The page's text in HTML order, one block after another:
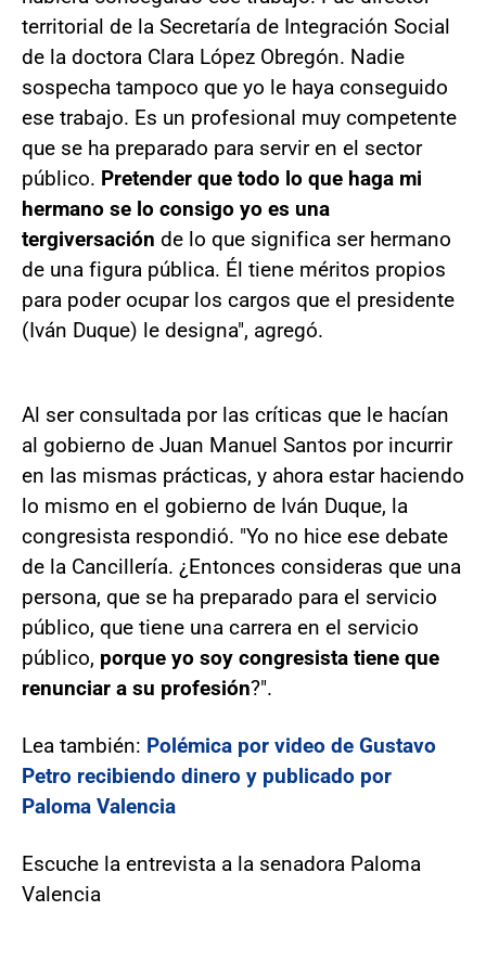
territorial de la Secretaría de Integración Social
de la doctora Clara López Obregón. Nadie
sospecha tampoco que yo le haya conseguido
ese trabajo. Es un profesional muy competente
que se ha preparado para servir en el sector
público. Pretender que todo lo que haga mi
hermano se lo consigo yo es una
tergiversación de lo que significa ser hermano
de una figura pública. Él tiene méritos propios
para poder ocupar los cargos que el presidente
(Iván Duque) le designa", agregó.
Al ser consultada por las críticas que le hacían
al gobierno de Juan Manuel Santos por incurrir
en las mismas prácticas, y ahora estar haciendo
lo mismo en el gobierno de Iván Duque, la
congresista respondió. "Yo no hice ese debate
de la Cancillería. ¿Entonces consideras que una
persona, que se ha preparado para el servicio
público, que tiene una carrera en el servicio
público, porque yo soy congresista tiene que
renunciar a su profesión?".
Lea también: Polémica por video de Gustavo
Petro recibiendo dinero y publicado por
Paloma Valencia
Escuche la entrevista a la senadora Paloma
Valencia